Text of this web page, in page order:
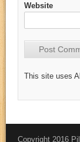
Website
This site uses
Copyright 2016